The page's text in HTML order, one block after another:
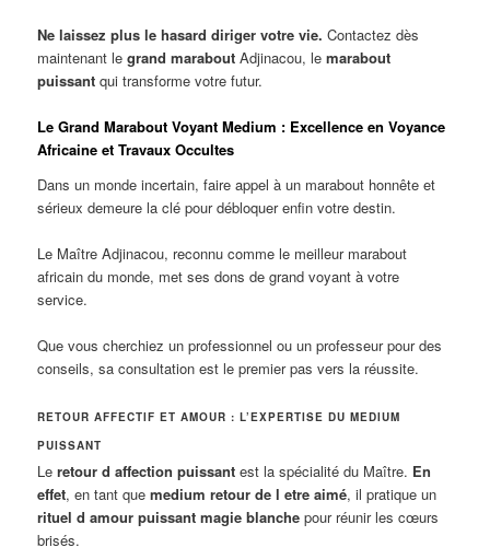
Ne laissez plus le hasard diriger votre vie. Contactez dès
maintenant legrand marabout Adjinacou, lemarabout
puissant qui transforme votre futur.
Le Grand Marabout Voyant Medium : Excellence en Voyance
Africaine et Travaux Occultes
Dans un monde incertain, faire appel à un marabout honnête et
sérieux demeure la clé pour débloquer enfin votre destin.
Le Maître Adjinacou, reconnu comme le meilleur marabout
africain du monde, met ses dons de grand voyant à votre
service.
Que vous cherchiez un professionnel ou un professeur pour des
conseils, sa consultation est le premier pas vers la réussite.
RETOUR AFFECTIF ET AMOUR : L’EXPERTISE DU MEDIUM
PUISSANT
Leretour d affection puissant est la spécialité du Maître. En
effet, en tant quemedium retour de l etre aimé, il pratique un
rituel d amour puissant magie blanche pour réunir les cœurs
brisés.